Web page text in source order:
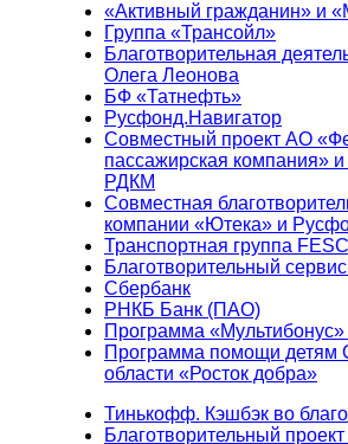
«Активный гражданин» и
Группа «Трансойл»
Благотворительная
Олега Леонова
БФ «Татнефть»
Русфонд.Навигатор
Совместный проект АО
пассажирская компания»
РДКМ
Совместная
компании «Ютека» и
Транспортная группа
Благотворительный
Сбербанк
РНКБ Банк (ПАО)
Программа
Программа помощи детям
области «Росток добра»
Тинькофф. Кэшбэк во благо
Благотворительный